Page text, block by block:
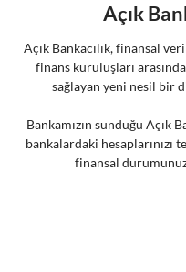
Açık
Açık Bankacılık, finansal
finans kuruluşları
sağlayan yeni nesil bir
Bankamızın sunduğu Açık
bankalardaki
finansal